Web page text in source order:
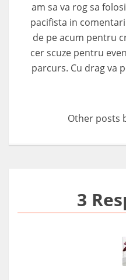
am sa va rog sa
pacifista in
de pe acum pentru
cer scuze pentru
parcurs. Cu drag va
Other posts
3